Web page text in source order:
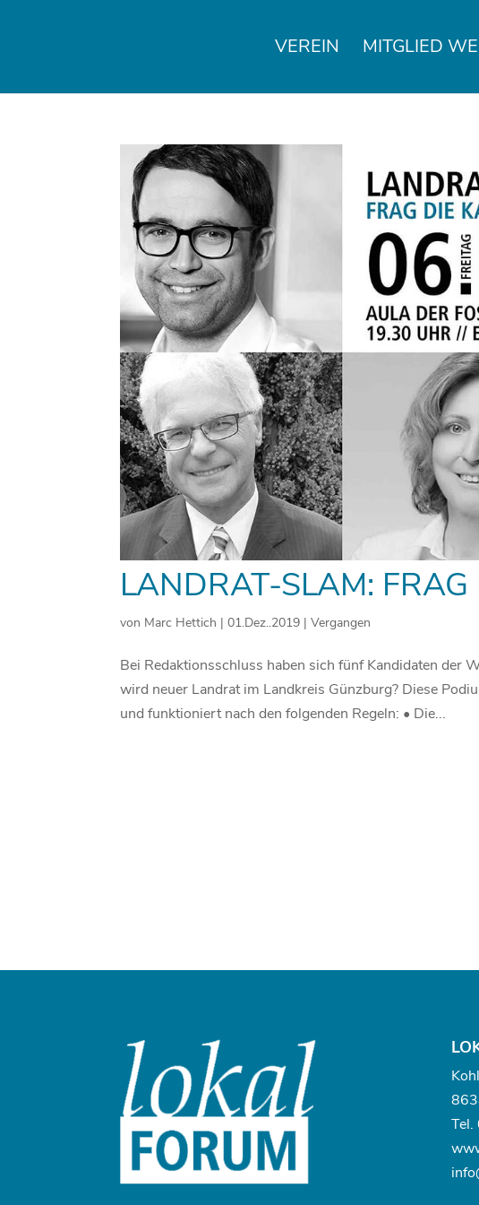
VEREIN MITGLIED
LANDRAT-SLAM:
von Marc Hettich |01.Dez..2019 |Vergangen
Bei Redaktionsschluss haben sich fünf Kandidaten der
wird neuer Landrat im Landkreis Günzburg? Diese
und funktioniert nach den folgenden Regeln: • Die...
Tel.